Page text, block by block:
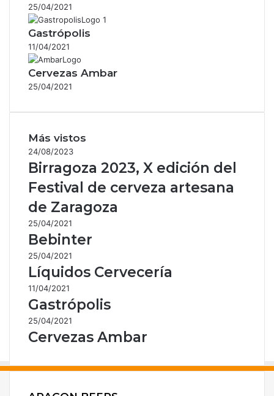
25/04/2021
Gastrópolis
11/04/2021
Cervezas Ambar
25/04/2021
Más vistos
24/08/2023
Birragoza 2023, X edición del
Festival de cerveza artesana
de Zaragoza
25/04/2021
Bebinter
25/04/2021
Líquidos Cervecería
11/04/2021
Gastrópolis
25/04/2021
Cervezas Ambar